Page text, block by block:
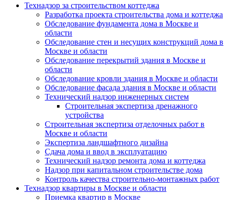
Технадзор за строительством коттеджа
Разработка проекта строительства дома и коттеджа
Обследование фундамента дома в Москве и
области
Обследование стен и несущих конструкций дома в
Москве и области
Обследование перекрытий здания в Москве и
области
Обследование кровли здания в Москве и области
Обследование фасада здания в Москве и области
Технический надзор инженерных систем
Строительная экспертиза дренажного
устройства
Строительная экспертиза отделочных работ в
Москве и области
Экспертиза ландшафтного дизайна
Сдача дома и ввод в эксплуатацию
Технический надзор ремонта дома и коттеджа
Надзор при капитальном строительстве дома
Контроль качества строительно-монтажных работ
Технадзор квартиры в Москве и области
Приемка квартир в Москве